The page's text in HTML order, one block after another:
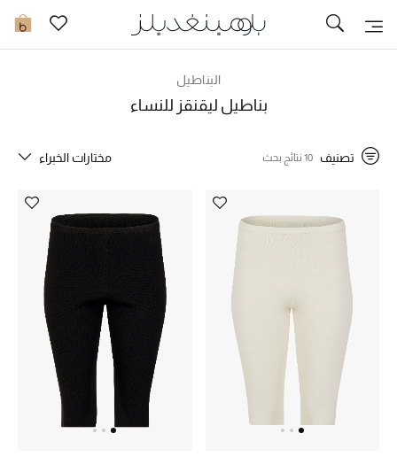
0 تخفيضات
مزيد من التخفيضات
الجمال
الأطفال
مستلزمات المنزل
البناطيل
بناطيل ليقنقز للنساء
تصنيف 10 نتائج بحث مختارات الخبراء